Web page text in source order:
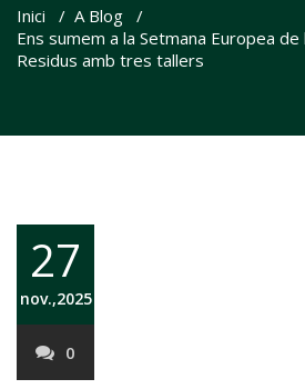
Inici / A Blog /
Ens sumem a la Setmana Europea
Residus amb tres tallers
27
nov.,2025
0